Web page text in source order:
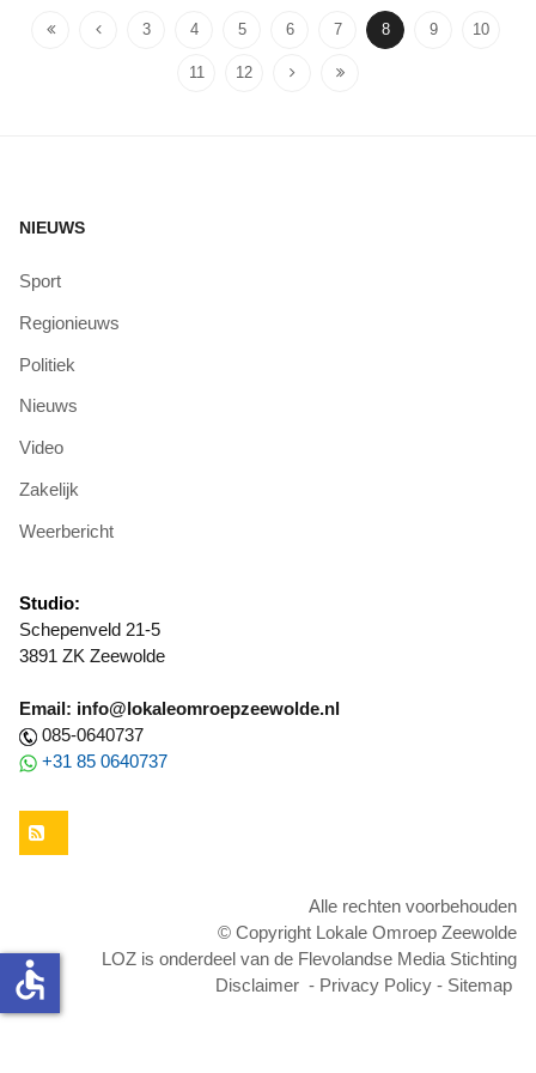
3 4 5 6 7 8 9 10
11 12
NIEUWS
Sport
Regionieuws
Politiek
Nieuws
Video
Zakelijk
Weerbericht
Studio:
Schepenveld 21-5
3891 ZK Zeewolde
Email: info@lokaleomroepzeewolde.nl
085-0640737
+31 85 0640737
Alle rechten voorbehouden
© Copyright Lokale Omroep Zeewolde
LOZ is onderdeel van de Flevolandse Media Stichting
Disclaimer - Privacy Policy - Sitemap
accessible